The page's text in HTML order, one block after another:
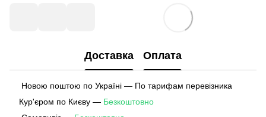
Доставка Оплата
Новою поштою по Україні — По тарифам перевізника
Кур'єром по Києву — Безкоштовно